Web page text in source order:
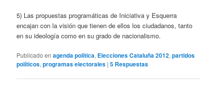
5) Las propuestas programáticas de Iniciativa y Esquerra
encajan con la visión que tienen de ellos los ciudadanos, tanto
en su ideología como en su grado de nacionalismo.
Publicado en agenda política, Elecciones Cataluña 2012,partidos
políticos,programas electorales |5 Respuestas